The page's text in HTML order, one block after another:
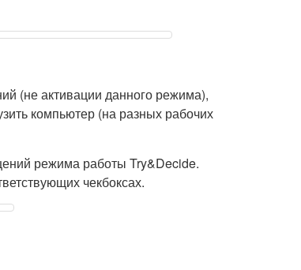
(не активации данного режима),
компьютер (на разных рабочих
режима работы Try&Decide.
чекбоксах.